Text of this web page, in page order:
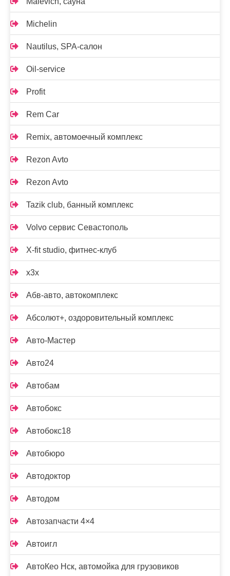
Michelin
Nautilus, SPA-салон
Oil-service
Profit
Rem Car
Remix, автомоечный комплекс
Rezon Avto
Rezon Avto
Tazik club, банный комплекс
Volvo сервис Севастополь
X-fit studio, фитнес-клуб
x3x
Абв-авто, автокомплекс
Абсолют+, оздоровительный комплекс
Авто-Мастер
Авто24
Автобам
Автобокс
Автобокс18
Автобюро
Автодоктор
Автодом
Автозапчасти 4×4
Автоигл
АвтоКео Нск, автомойка для грузовиков